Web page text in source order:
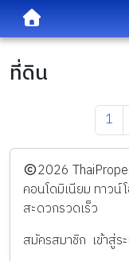
ที่ดิน
1
️2026
คอนโดมิเนียม ทาวน์
สะดวกรวดเร็ว
สมัครสมาชิก เข้าสู่ร